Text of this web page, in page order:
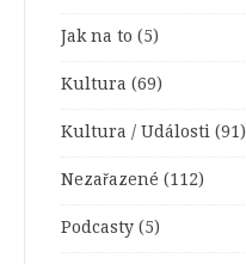
Jak na to (5)
Kultura (69)
Kultura / Události (91)
Nezařazené (112)
Podcasty (5)